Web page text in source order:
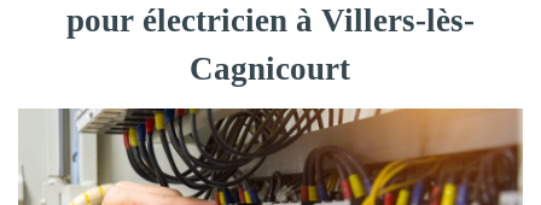
pour électricien à Villers-lès-
Cagnicourt